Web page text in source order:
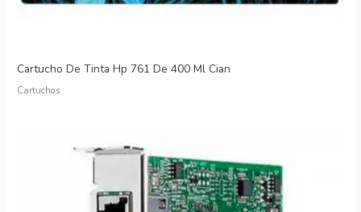
Cartucho De Tinta Hp 761 De 400 Ml Cian
Cartuchos